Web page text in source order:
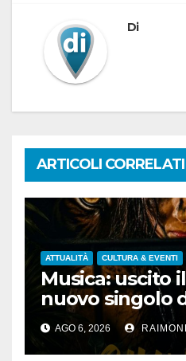
Di
ARTICOLI CORRELATI
ATTUALITÀ CULTURA & EVENTI
Musica: uscito
nuovo singolo
Pedrini,
AGO 6, 2026